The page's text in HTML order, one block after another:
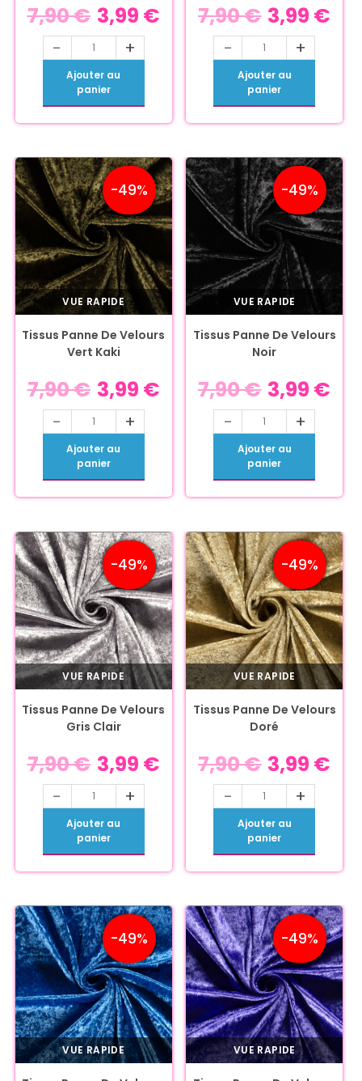
7,90€ 3,99 €
- +
Ajouter au
panier
7,90€ 3,99 €
- +
Ajouter au
panier
-49%
VUE RAPIDE
Tissus Panne De Velours
Vert Kaki
7,90€ 3,99 €
- +
Ajouter au
panier
-49%
VUE RAPIDE
Tissus Panne De Velours
Noir
7,90€ 3,99 €
- +
Ajouter au
panier
-49%
VUE RAPIDE
Tissus Panne De Velours
Gris Clair
7,90€ 3,99 €
- +
Ajouter au
panier
-49%
VUE RAPIDE
Tissus Panne De Velours
Doré
7,90€ 3,99 €
- +
Ajouter au
panier
-49%
VUE RAPIDE
-49%
VUE RAPIDE